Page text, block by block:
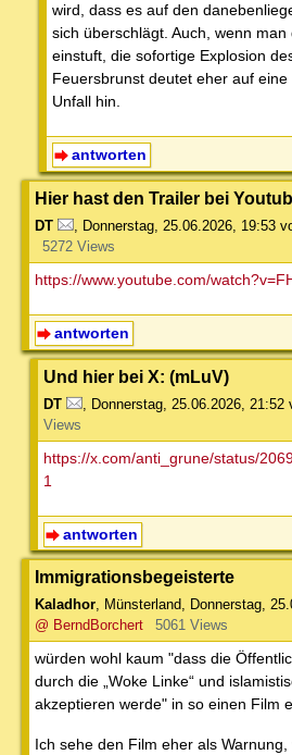
wird, dass es auf den
sich überschlägt. Auch, wenn
einstuft, die sofortige Explosion
Feuersbrunst deutet eher auf
Unfall hin.
antworten
Hier hast den Trailer bei
DT Donnerstag, 25.06.2026, 19:53
5272 Views
https://www.youtube.com/
antworten
Und hier bei X: (mLuV)
DT Donnerstag, 25.06.2026, 21:52
Views
https://x.com/anti_grune/status/
1
antworten
Immigrationsbegeisterte
Kaladhor, Münsterland, Donnerstag,
@ BerndBorchert
5061 Views
würden wohl kaum "dass die
durch die „Woke Linke“ und
akzeptieren werde" in so einen Film
Ich sehe den Film eher als